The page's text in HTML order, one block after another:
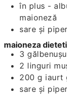
în plus -
maioneză
sare și piper
maioneza
3
2 linguri
200 g iaurt
sare și piper